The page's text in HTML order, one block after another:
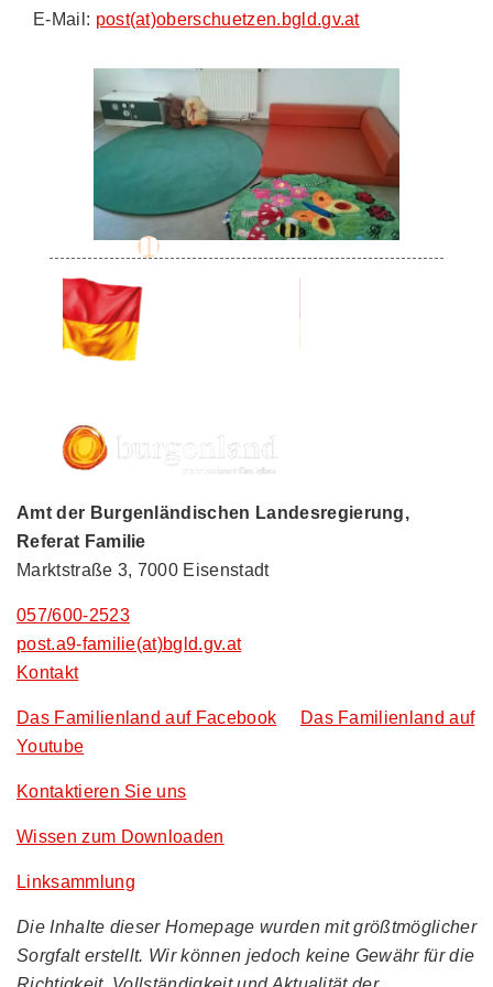
E-Mail: post(at)oberschuetzen.bgld.gv.at
Amt der Burgenländischen Landesregierung,
Referat Familie
Marktstraße 3, 7000 Eisenstadt
057/600-2523
post.a9-familie(at)bgld.gv.at
Kontakt
Das Familienland auf Facebook
Das Familienland auf
Youtube
Kontaktieren Sie uns
Wissen zum Downloaden
Linksammlung
Die Inhalte dieser Homepage wurden mit größtmöglicher
Sorgfalt erstellt. Wir können jedoch keine Gewähr für die